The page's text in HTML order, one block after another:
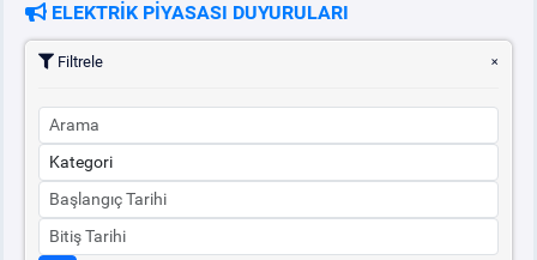
SERBEST TÜKETİCİ
TEMİNAT
BÜLTENLER
ELEKTRİK PİYASASI DUYURULARI
Filtrele